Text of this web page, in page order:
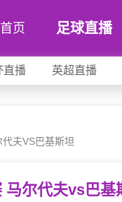
首页 足球直播
直播 英超直播
代夫VS巴基斯坦
马尔代夫vs巴